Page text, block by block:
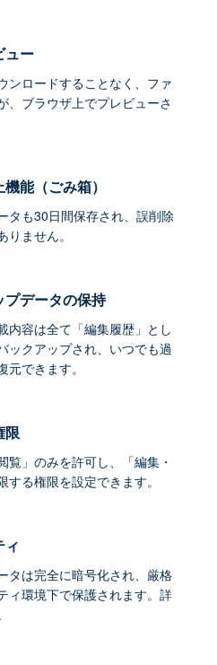
ュー
ンロードすることなく、ファ
、ブラウザ上でプレビューさ
能（ごみ箱）
タも30日間保存され、誤削除
りません。
データの保持
内容は全て「編集履歴」とし
ックアップされ、いつでも過
元できます。
限
覧」のみを許可し、「編集・
する権限を設定できます。
ィ
タは完全に暗号化され、厳格
ィ環境下で保護されます。詳